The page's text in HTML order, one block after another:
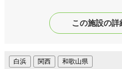
この施設の詳
関西 和歌山県
白浜